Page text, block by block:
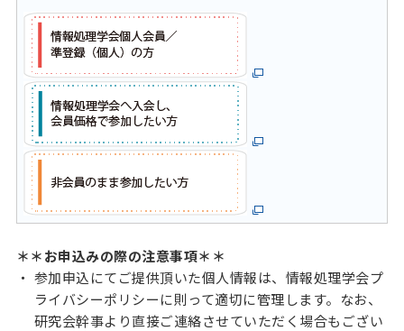
＊＊お申込みの際の注意事項＊＊
参加申込にてご提供頂いた個人情報は、情報処理学会プ
ライバシーポリシーに則って適切に管理します。なお、
研究会幹事より直接ご連絡させていただく場合もござい